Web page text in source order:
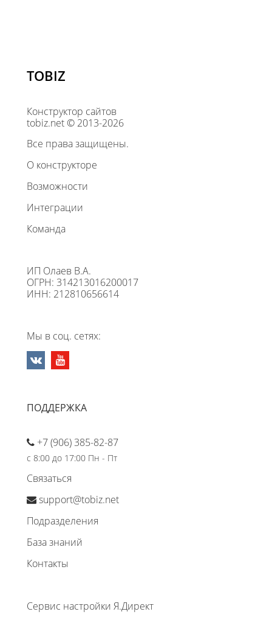
TOBIZ
Конструктор сайтов
tobiz.net © 2013-2026
Все права защищены.
О конструкторе
Возможности
Интеграции
Команда
ИП Олаев В.А.
ОГРН: 314213016200017
ИНН: 212810656614
Мы в соц. сетях:
ПОДДЕРЖКА
+7 (906) 385-82-87
с 8:00 до 17:00 Пн - Пт
Связаться
support@tobiz.net
Подразделения
База знаний
Контакты
Сервис настройки Я.Директ